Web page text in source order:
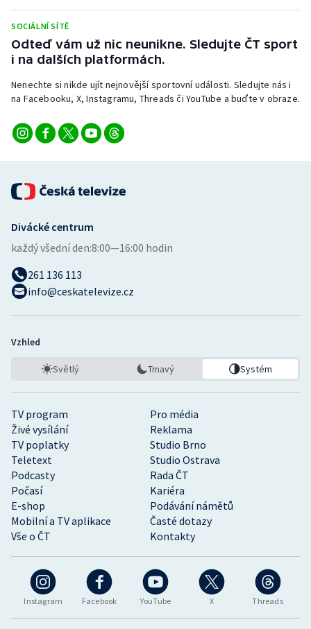
SOCIÁLNÍ SÍTĚ
Odteď vám už nic neunikne. Sledujte ČT sport
i na dalších platformách.
Nenechte si nikde ujít nejnovější sportovní události. Sledujte nás i
na Facebooku, X, Instagramu, Threads či YouTube a buďte v obraze.
Instagram Facebook YouTube X Threads
TV program
Pro média
Živé vysílání
Reklama
TV poplatky
Studio Brno
Teletext
Studio Ostrava
Podcasty
Rada ČT
Počasí
Kariéra
E-shop
Podávání námětů
Mobilní a TV aplikace
Časté dotazy
Vše o ČT
Kontakty
Divácké centrum
každý všední den:8:00—16:00 hodin
261 136 113
info@ceskatelevize.cz
Vzhled
Světlý Tmavý Systém